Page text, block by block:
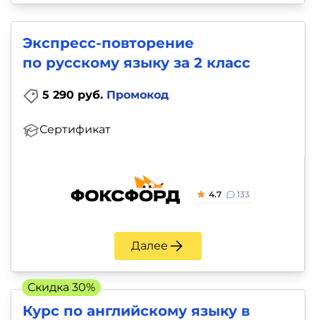
Экспресс-повторение
по русскому языку за 2 класс
5 290 руб. Промокод
Сертификат
4.7 133
Далее
Курс по английскому языку в
Скидка 30%